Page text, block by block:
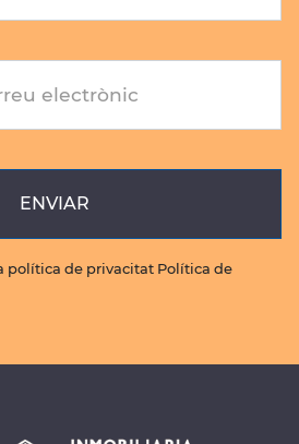
electrònic
ENVIAR
política de privacitat Política de